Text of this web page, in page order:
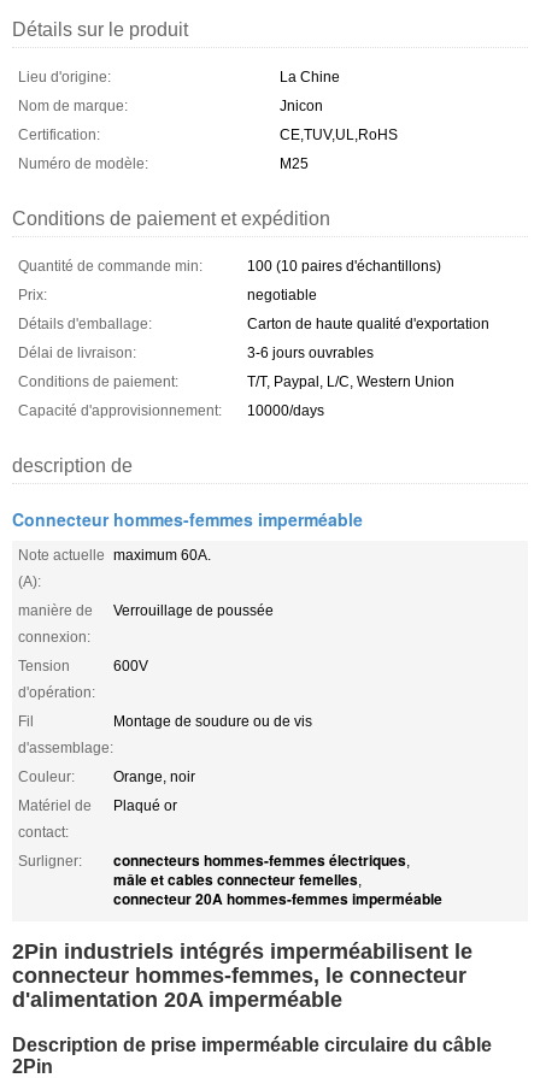
Détails sur le produit
Lieu d'origine:
La Chine
Nom de marque:
Jnicon
Certification:
CE,TUV,UL,RoHS
Numéro de modèle:
M25
Conditions de paiement et expédition
Quantité de commande min:
100 (10 paires d'échantillons)
Prix:
negotiable
Détails d'emballage:
Carton de haute qualité d'exportation
Délai de livraison:
3-6 jours ouvrables
Conditions de paiement:
T/T, Paypal, L/C, Western Union
Capacité d'approvisionnement:
10000/days
description de
Connecteur hommes-femmes imperméable
Note actuelle
(A):
maximum 60A.
manière de
connexion:
Verrouillage de poussée
Tension
d'opération:
600V
Fil
d'assemblage:
Montage de soudure ou de vis
Couleur:
Orange, noir
Matériel de
contact:
Plaqué or
Surligner: connecteurs hommes-femmes électriques,
mâle et cables connecteur femelles,
connecteur 20A hommes-femmes imperméable
2Pin industriels intégrés imperméabilisent le
connecteur hommes-femmes, le connecteur
d'alimentation 20A imperméable
Description de prise imperméable circulaire du câble
2Pin